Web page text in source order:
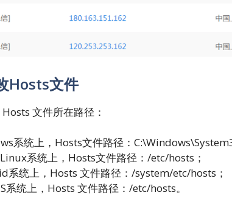
Hosts文件
文件所在路径：
系统上，Hosts文件路径：
系统上，Hosts文件路径：/etc/hosts；
系统上，Hosts 文件路径：/system/etc/hosts；
系统上，Hosts 文件路径：/etc/hosts。